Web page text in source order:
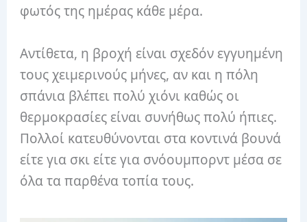
φωτός της ημέρας κάθε μέρα.
Αντίθετα, η βροχή είναι σχεδόν εγγυημένη
τους χειμερινούς μήνες, αν και η πόλη
σπάνια βλέπει πολύ χιόνι καθώς οι
θερμοκρασίες είναι συνήθως πολύ ήπιες.
Πολλοί κατευθύνονται στα κοντινά βουνά
είτε για σκι είτε για σνόουμπορντ μέσα σε
όλα τα παρθένα τοπία τους.